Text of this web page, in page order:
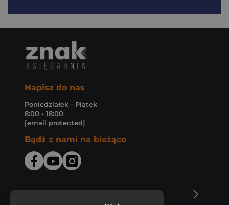
Napisz do nas
Poniedziałek - Piątek
8:00 - 18:00
[email protected]
Bądź z nami na bieżąco